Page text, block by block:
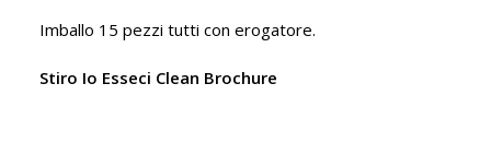
Imballo 15 pezzi tutti con erogatore.
Stiro Io Esseci Clean Brochure